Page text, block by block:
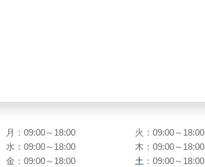
月：09:00～18:00
火：09:00～18:00
水：09:00～18:00
木：09:00～18:00
金：09:00～18:00
土 ：09:00～18:00